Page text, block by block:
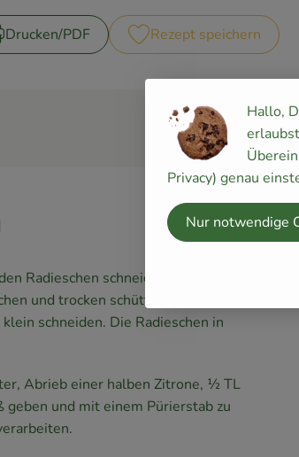
Drucken​/​PDF Rezept speichern
Radieschen schneiden. Bärlauch und
und trocken schütteln. Beides mit
schneiden. Die Radieschen in
Abrieb einer halben Zitrone, ½ TL
geben und mit einem Pürierstab zu
Hallo,
Privacy) genau
Nur notwendige